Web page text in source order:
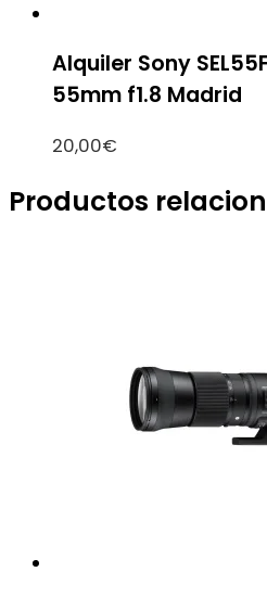
Alquiler Sony
55mm f1.8 Madrid
20,00€
Productos